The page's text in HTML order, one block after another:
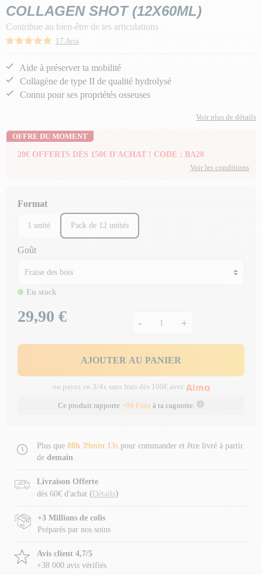
COLLAGEN SHOT (12X60ML)
Contribue au bien-être de tes articulations
17 Avis
Aide à préserver ta mobilité
Collagène de type II de qualité hydrolysé
Connu pour ses propriétés osseuses
Voir plus de détails
OFFRE DU MOMENT
20€ OFFERTS DÈS 150€ D'ACHAT ! CODE : BA20
Voir les conditions
Format
1 unité Pack de 12 unités
Goût
En stock
Prix
29,90 € - +
AJOUTER AU PANIER
ou payez en 3/4x sans frais dès 100€ avec
Ce produit rapporte +90 Fitiz à ta cagnotte.
Plus que 08h 39min 12s pour commander et être livré à partir
de demain.
Livraison Offerte
dès 60€ d'achat ( Détails)
+3 Millions de colis
Préparés par nos soins
Avis client 4,7/5
+38 000 avis vérifiés